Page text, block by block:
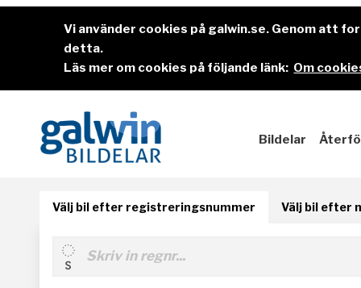
Vi använder cookies på galwin.se. Genom att
detta.
Läs mer om cookies på följande länk: Om
Bildelar
Välj bil efter registreringsnummer Välj bil efter